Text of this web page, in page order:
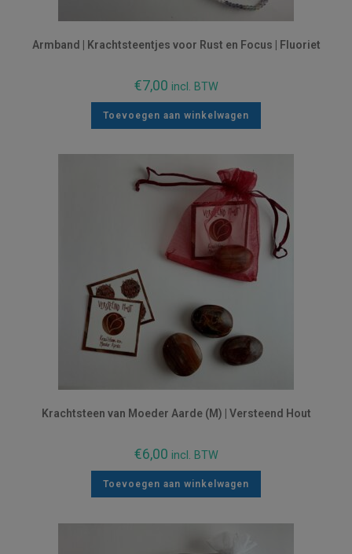
Armband | Krachtsteentjes voor Rust en Focus | Fluoriet
€7,00 incl. BTW
Toevoegen aan winkelwagen
Krachtsteen van Moeder Aarde (M) | Versteend Hout
€6,00 incl. BTW
Toevoegen aan winkelwagen